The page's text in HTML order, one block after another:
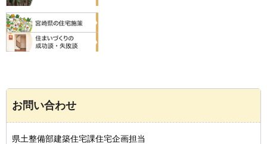
お問い合わせ
県土整備部建築住宅課住宅企画担当